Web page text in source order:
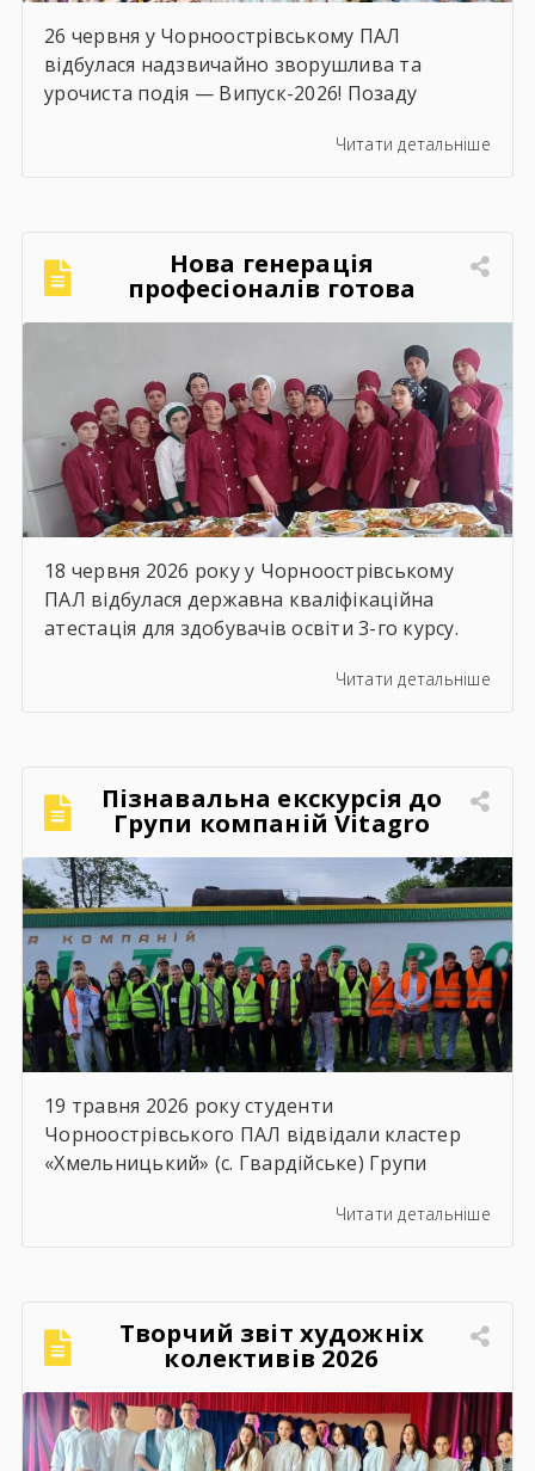
26 червня у Чорноострівському ПАЛ
відбулася надзвичайно зворушлива та
урочиста подія — Випуск-2026! Позаду
практик, перших професійних перемог та
навички, здобуті в стінах ліцею, стануть
міцним фундаментом для вашого успіху! За
традицією, […]
Читати детальніше
Нова генерація
професіоналів готова
підкорювати кулінарний
18 червня 2026 року у Чорноострівському
ПАЛ відбулася державна кваліфікаційна
атестація для здобувачів освіти 3-го курсу.
«Кухар; кулінар борошняних виробів;
кожним і кожною! Ви пройшли непростий
шлях навчання, але сьогодні довели, що
праця, наполегливість та любов […]
Читати детальніше
Пізнавальна екскурсія до
Групи компаній Vitagro
19 травня 2026 року студенти
Чорноострівського ПАЛ відвідали кластер
«Хмельницький» (с. Гвардійське) Групи
навчаються за спеціальностями слюсар з
водій автотранспортних засобів, мали
чудову можливість ознайомитися з сучасним
аграрним виробництвом. Під час екскурсії
студенти відвідали механізоване
зерносховище, машинно-тракторний парк,
Читати детальніше
Творчий звіт художніх
колективів 2026